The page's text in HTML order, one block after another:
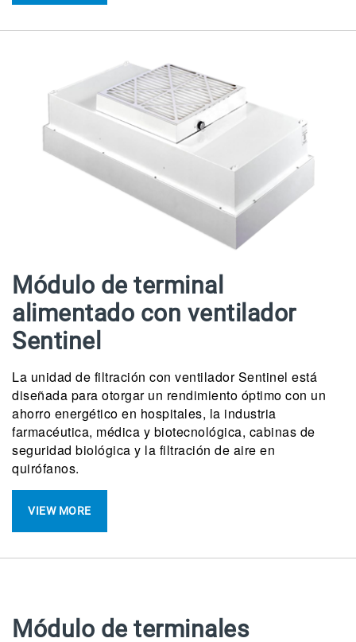
Módulo de terminal
alimentado con ventilador
Sentinel
La unidad de filtración con ventilador Sentinel está
diseñada para otorgar un rendimiento óptimo con un
ahorro energético en hospitales, la industria
farmacéutica, médica y biotecnológica, cabinas de
seguridad biológica y la filtración de aire en
quirófanos.
VIEW MORE
Módulo de terminales